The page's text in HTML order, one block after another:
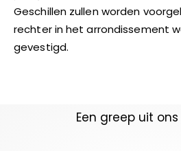
Geschillen zullen worden
rechter in het arrondissement
gevestigd.
Een greep uit